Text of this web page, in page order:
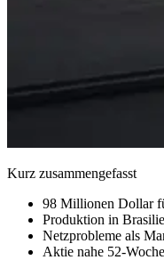
Kurz zusammengefasst
98 Millionen Dollar
Produktion in
Netzprobleme als
Aktie nahe 52-